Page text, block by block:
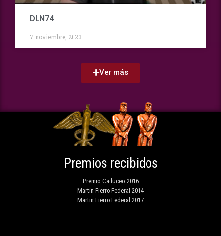
DLN74
7 noviembre, 2023
Ver más
Premios recibidos
Premio Caduceo 2016
Martin Fierro Federal 2014
Martin Fierro Federal 2017